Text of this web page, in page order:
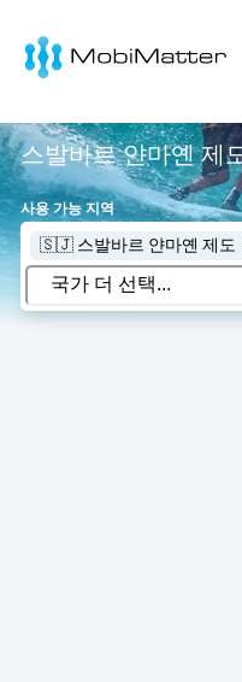
MobiMatter
스발바르 얀마옌 제
사용 가능 지역
🇸🇯 스발바르 얀마옌 제도